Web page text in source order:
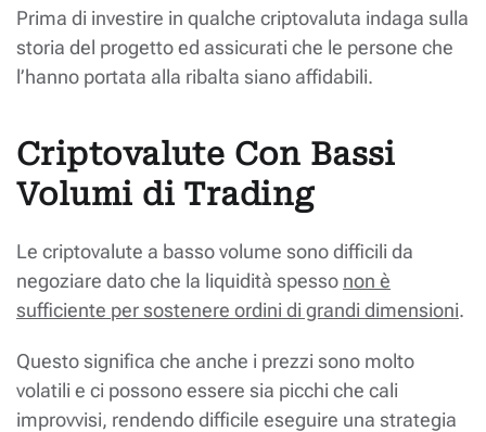
Prima di investire in qualche criptovaluta indaga sulla
storia del progetto ed assicurati che le persone che
l’hanno portata alla ribalta siano affidabili.
Criptovalute Con Bassi
Volumi di Trading
Le criptovalute a basso volume sono difficili da
negoziare dato che la liquidità spesso non è
sufficiente per sostenere ordini di grandi dimensioni.
Questo significa che anche i prezzi sono molto
volatili e ci possono essere sia picchi che cali
improvvisi, rendendo difficile eseguire una strategia